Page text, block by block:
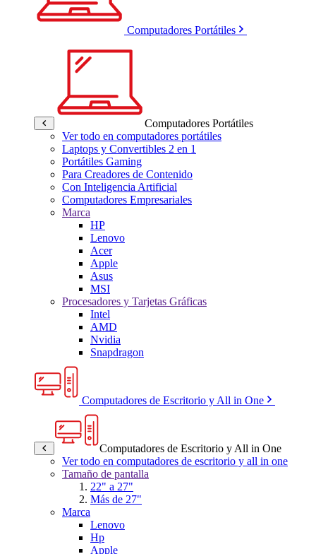
Computadores Portátiles
Computadores Portátiles
Ver todo en computadores portátiles
Laptops y Convertibles 2 en 1
Portátiles Gaming
Para Creadores de Contenido
Con Inteligencia Artificial
Computadores Empresariales
Marca
HP
Lenovo
Acer
Apple
Asus
MSI
Procesadores y Tarjetas Gráficas
Intel
AMD
Nvidia
Snapdragon
Computadores de Escritorio y All in One
Computadores de Escritorio y All in One
Ver todo en computadores de escritorio y all in one
Tamaño de pantalla
22" a 27"
Más de 27"
Marca
Lenovo
Hp
Apple